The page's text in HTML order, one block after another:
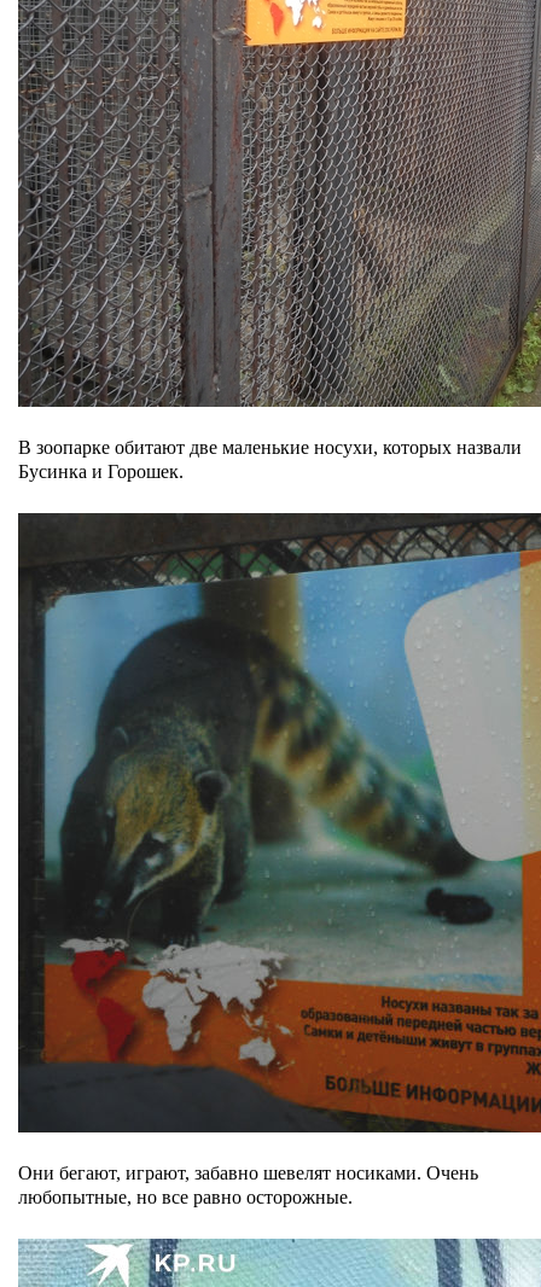
В зоопарке обитают две маленькие носухи, которых назвали
Бусинка и Горошек.
Они бегают, играют, забавно шевелят носиками. Очень
любопытные, но все равно осторожные.